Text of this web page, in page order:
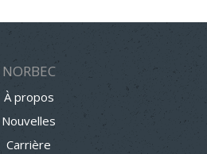
NORBEC
À propos
Nouvelles
Carrière